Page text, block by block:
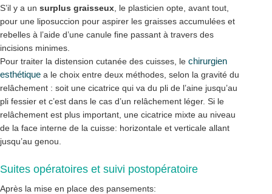
S’il y a un surplus graisseux , le plasticien opte, avant tout,
pour une liposuccion pour aspirer les graisses accumulées et
rebelles à l’aide d’une canule fine passant à travers des
incisions minimes.
Pour traiter la distension cutanée des cuisses, le chirurgien
esthétique a le choix entre deux méthodes, selon la gravité du
relâchement : soit une cicatrice qui va du pli de l’aine jusqu’au
pli fessier et c’est dans le cas d’un relâchement léger. Si le
relâchement est plus important, une cicatrice mixte au niveau
de la face interne de la cuisse: horizontale et verticale allant
jusqu’au genou.
Suites opératoires et suivi postopératoire
Après la mise en place des pansements: